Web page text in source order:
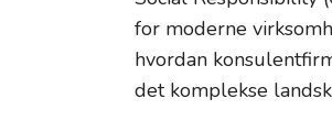
for moderne
hvordan
det komplekse